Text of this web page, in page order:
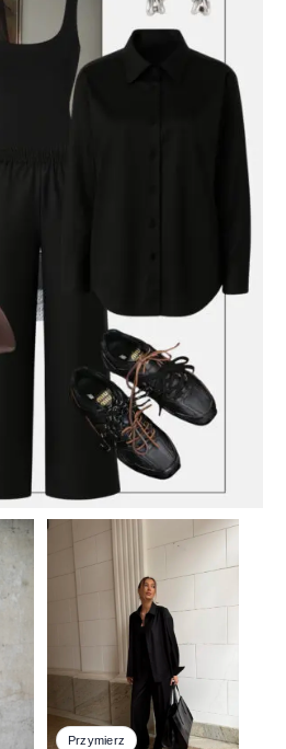
Przymierz